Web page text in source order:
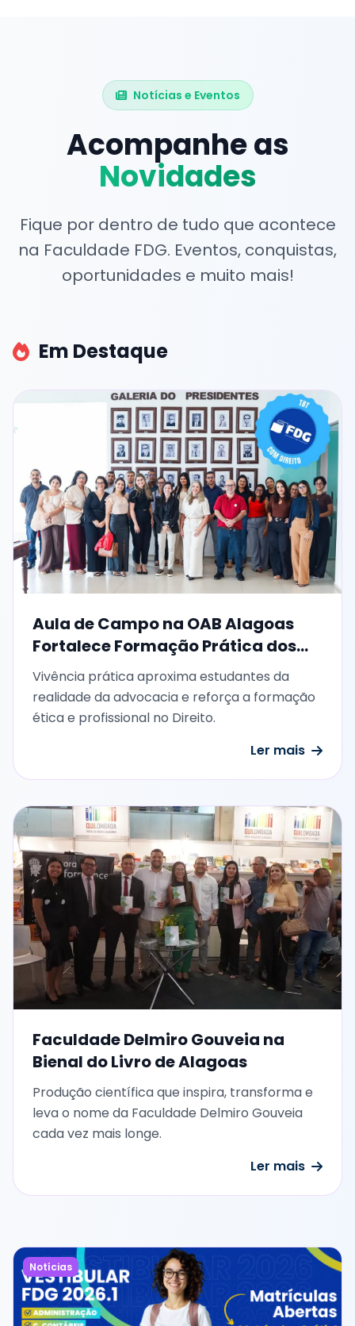
Notícias e Eventos
Acompanhe as
Novidades
Fique por dentro de tudo que acontece
na Faculdade FDG. Eventos, conquistas,
oportunidades e muito mais!
Em Destaque
Aula de Campo na OAB Alagoas
Fortalece Formação Prática dos
Alunos de Direito da FDG
Vivência prática aproxima estudantes da
realidade da advocacia e reforça a formação
ética e profissional no Direito.
Faculdade Delmiro Gouveia na
Bienal do Livro de Alagoas
Produção científica que inspira, transforma e
leva o nome da Faculdade Delmiro Gouveia
cada vez mais longe.
Notícias